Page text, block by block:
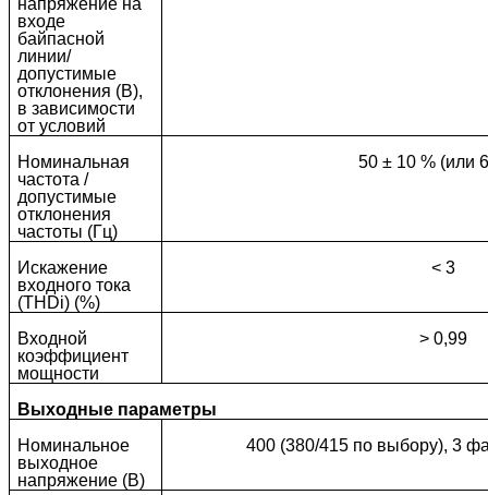
входе
байпасной
линии/
допустимые
отклонения (В),
в зависимости
от условий
Номинальная
частота /
допустимые
отклонения
частоты (Гц)
50 ± 10 % (или
Искажение
входного тока
(THDi) (%)
< 3
Входной
коэффициент
мощности
> 0,99
Выходные параметры
Номинальное
выходное
напряжение (В)
400 (380/415 по выбору), 3